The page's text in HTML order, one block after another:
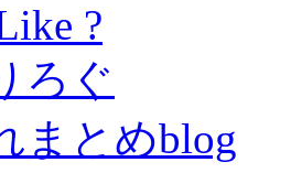
?
ろぐ
まとめblog